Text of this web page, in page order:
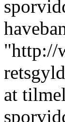
"http://
at